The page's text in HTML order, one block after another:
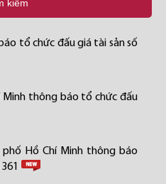
kiếm
tổ chức đấu giá tài sản số
Minh thông báo tổ chức đấu
phố Hồ Chí Minh thông báo